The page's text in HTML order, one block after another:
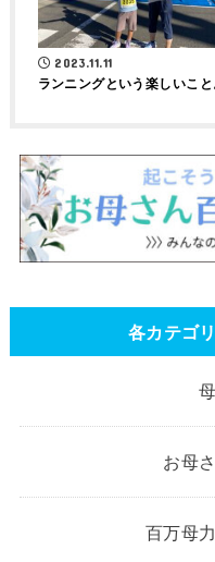
2023.11.11
ランニングという楽しいこと
各カテゴ
お母
百万母